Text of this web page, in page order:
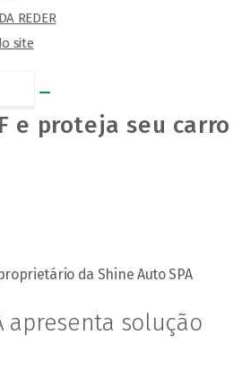
REDER
site
e proteja seu carro
da Shine Auto SPA
apresenta solução